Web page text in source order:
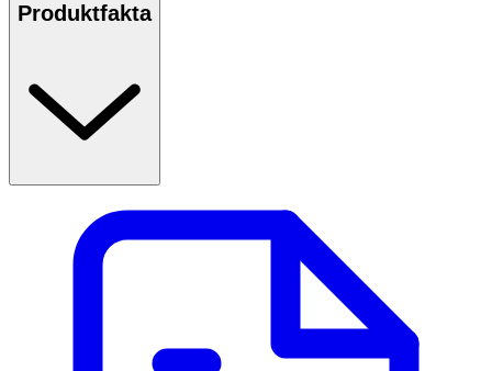
Produktfakta